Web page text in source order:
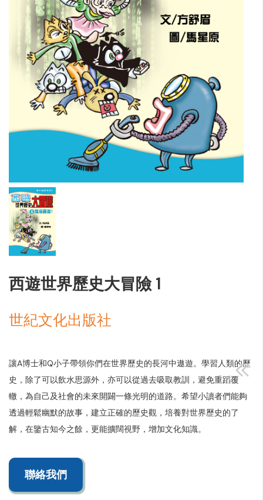
西遊世界歷史大冒險 1
世紀文化出版社
讓A博士和Q小子帶領你們在世界歷史的長河中遨遊。學習人類的歷
史，除了可以飲水思源外，亦可以從過去吸取教訓，避免重蹈覆
轍，為自己及社會的未來開闢一條光明的道路。希望小讀者們能夠
透過輕鬆幽默的故事，建立正確的歷史觀，培養對世界歷史的了
解，在鑒古知今之餘，更能擴闊視野，增加文化知識。
聯絡我們